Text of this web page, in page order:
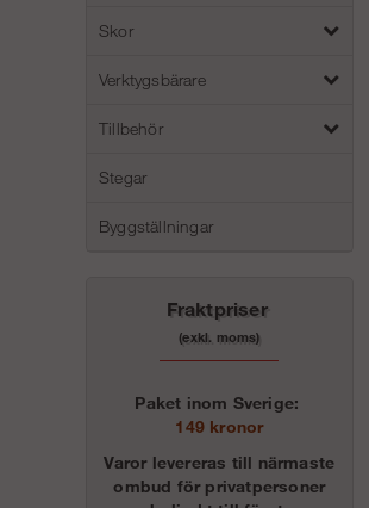
Skor
Verktygsbärare
Tillbehör
Stegar
Byggställningar
Fraktpriser
(exkl. moms)
Paket inom Sverige:
149 kronor
Varor levereras till närmaste
ombud för privatpersoner